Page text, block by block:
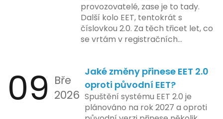
účetní firmy. V této fázi dojde
také k oficiálnímu spuštění
systému pro vybrané segmenty
podnikání. Třetí a konečná fáze
integraci systému EET 2.0 do
praxe, s povinností prodejců
zapojit se do nového systému,
včetně zvýšeného dohledu nad
dodržováním pravidel.
jejich údajů.
provozovatelé, zase je to tady.
Další kolo EET, tentokrát s
číslovkou 2.0. Za těch třicet let, co
se vrtám v registračních
pokladen, co se občas zasekly, až
po ty nejmodernější dotykové
systémy, co umí pomalu i kafe
uvařit. A jedno vím jistě: legislativa
se mění, ale základní pravidlo
09 Bře
2026
Jaké změny přinese EET 2.0
oproti původní EET?
Spuštění systému EET 2.0 je
plánováno na rok 2027 a oproti